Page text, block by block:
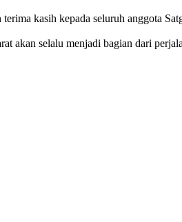
kasih kepada seluruh anggota
akan selalu menjadi bagian dari